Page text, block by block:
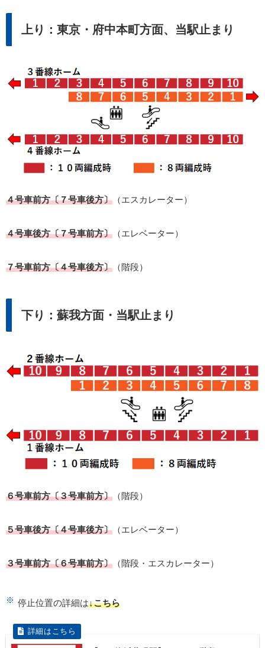
上り：東京・府中本町方面、当駅止まり
４号車前方〔７号車後方〕 （エスカレーター）
４号車後方〔７号車前方〕 （エレベーター）
７号車前方〔４号車後方〕 （階段）
下り：蘇我方面・当駅止まり
６号車前方〔３号車前方〕 （階段）
５号車後方〔４号車後方〕 （エレベーター）
３号車前方〔６号車前方〕 （階段・エスカレーター）
停止位置の詳細は↓こちら